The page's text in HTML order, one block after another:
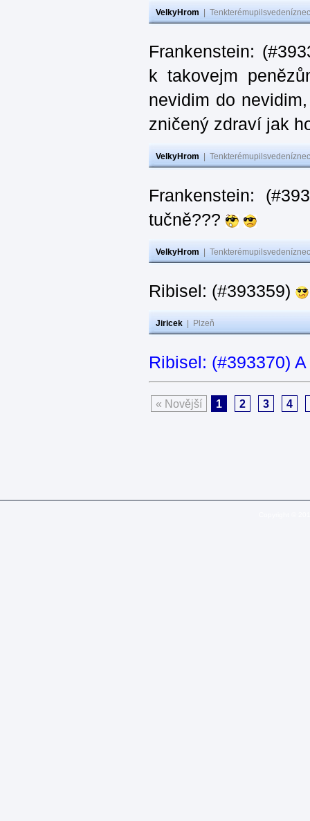
VelkyHrom
Frankenstein:
k takovejm
nevidim do
zničený zdraví jak
VelkyHrom
Frankenstein:
tučně???
VelkyHrom
Ribisel: (#393359)
Jiricek Plzeň
Ribisel: (#393370)
« Novější 1 2 3 4